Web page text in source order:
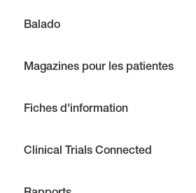
Balado
Magazines pour les patientes
Fiches d'information
Clinical Trials Connected